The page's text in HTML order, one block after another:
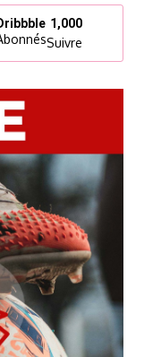
1,000
Suivre